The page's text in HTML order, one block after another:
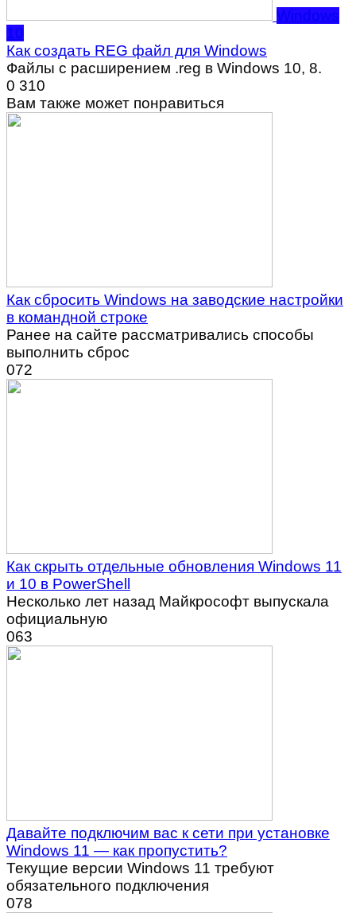
Windows
10
Как создать REG файл для Windows
Файлы с расширением .reg в Windows 10, 8.
0 310
Вам также может понравиться
Как сбросить Windows на заводские настройки
в командной строке
Ранее на сайте рассматривались способы
выполнить сброс
072
Как скрыть отдельные обновления Windows 11
и 10 в PowerShell
Несколько лет назад Майкрософт выпускала
официальную
063
Давайте подключим вас к сети при установке
Windows 11 — как пропустить?
Текущие версии Windows 11 требуют
обязательного подключения
078